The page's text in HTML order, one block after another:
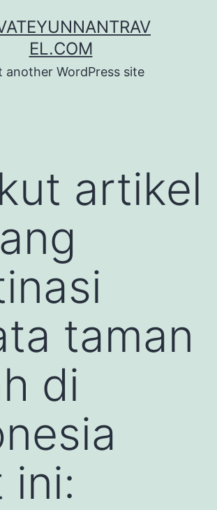
EL.COM
another WordPress site
artikel
taman
di
ini: